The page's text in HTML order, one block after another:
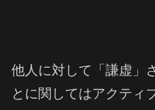
他人に対して「謙虚」
とに関してはアクティ